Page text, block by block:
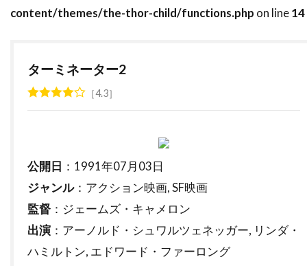
ハリエット・サンソム・ハリス
ハリー・フット
ハリー・リーヴァウワー
ハル・ヤマノウチ
ハワード・W・コッチJr.
content/themes/the-thor-child/functions.php on line14
ターミネーター2
4.3
公開日 ：1991年07月03日
ジャンル：アクション映画, SF映画
監督 ：ジェームズ・キャメロン
出演 ：アーノルド・シュワルツェネッガー, リンダ・
ハミルトン, エドワード・ファーロング